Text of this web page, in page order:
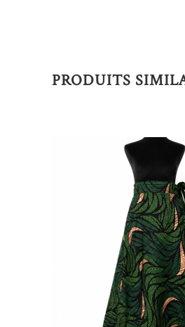
PRODUITS
LIRE LA